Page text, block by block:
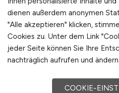
BruderhausDiakonie -
und Haus am Berg
vor 2 Tagen
Seewald
dienen außerdem anonymen
"Alle akzeptieren" klicken,
Cookies zu. Unter dem Link
jeder Seite können Sie Ihre
nachträglich aufrufen und ändern.
COOKIE-